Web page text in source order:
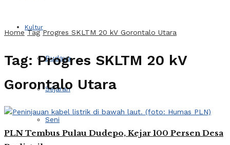
Kultur
Budaya
Sejarah
Seni
Home Tag Progres SKLTM 20 kV Gorontalo Utara
Tag:Progres SKLTM 20 kV
Gorontalo Utara
PLN Tembus Pulau Dudepo, Kejar 100 Persen Desa